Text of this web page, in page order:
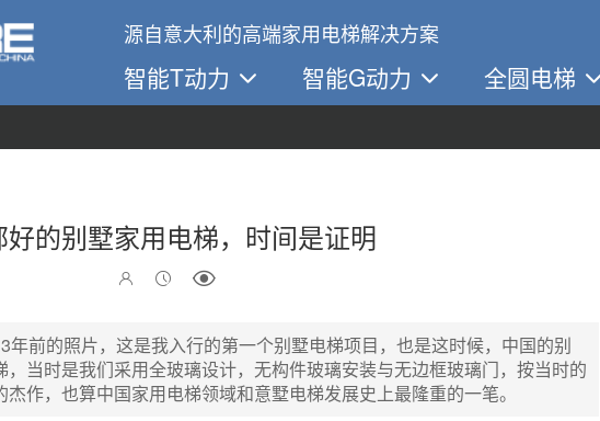
源自意大利的高端家用电梯解决方案
智能T动力 智能G动力 全圆电梯
好的别墅家用电梯，时间是证明
年前的照片，这是我入行的第一个别墅电梯项目，也是这时候，中国的别
当时是我们采用全玻璃设计，无构件玻璃安装与无边框玻璃门，按当时的
作，也算中国家用电梯领域和意墅电梯发展史上最隆重的一笔。